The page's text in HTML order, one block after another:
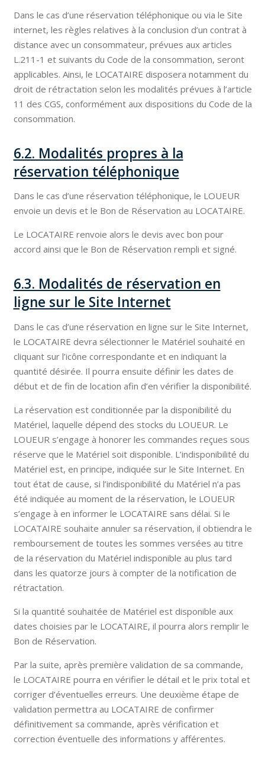
Dans le cas d’une réservation téléphonique ou via le Site
internet, les règles relatives à la conclusion d’un contrat à
distance avec un consommateur, prévues aux articles
L.211-1 et suivants du Code de la consommation, seront
applicables. Ainsi, le LOCATAIRE disposera notamment du
droit de rétractation selon les modalités prévues à l’article
11 des CGS, conformément aux dispositions du Code de la
consommation.
6.2. Modalités propres à la
réservation téléphonique
Dans le cas d’une réservation téléphonique, le LOUEUR
envoie un devis et le Bon de Réservation au LOCATAIRE.
Le LOCATAIRE renvoie alors le devis avec bon pour
accord ainsi que le Bon de Réservation rempli et signé.
6.3. Modalités de réservation en
ligne sur le Site Internet
Dans le cas d’une réservation en ligne sur le Site Internet,
le LOCATAIRE devra sélectionner le Matériel souhaité en
cliquant sur l’icône correspondante et en indiquant la
quantité désirée. Il pourra ensuite définir les dates de
début et de fin de location afin d’en vérifier la disponibilité.
La réservation est conditionnée par la disponibilité du
Matériel, laquelle dépend des stocks du LOUEUR. Le
LOUEUR s’engage à honorer les commandes reçues sous
réserve que le Matériel soit disponible. L’indisponibilité du
Matériel est, en principe, indiquée sur le Site Internet. En
tout état de cause, si l’indisponibilité du Matériel n’a pas
été indiquée au moment de la réservation, le LOUEUR
s’engage à en informer le LOCATAIRE sans délai. Si le
LOCATAIRE souhaite annuler sa réservation, il obtiendra le
remboursement de toutes les sommes versées au titre
de la réservation du Matériel indisponible au plus tard
dans les quatorze jours à compter de la notification de
rétractation.
Si la quantité souhaitée de Matériel est disponible aux
dates choisies par le LOCATAIRE, il pourra alors remplir le
Bon de Réservation.
Par la suite, après première validation de sa commande,
le LOCATAIRE pourra en vérifier le détail et le prix total et
corriger d’éventuelles erreurs. Une deuxième étape de
validation permettra au LOCATAIRE de confirmer
définitivement sa commande, après vérification et
correction éventuelle des informations y afférentes.